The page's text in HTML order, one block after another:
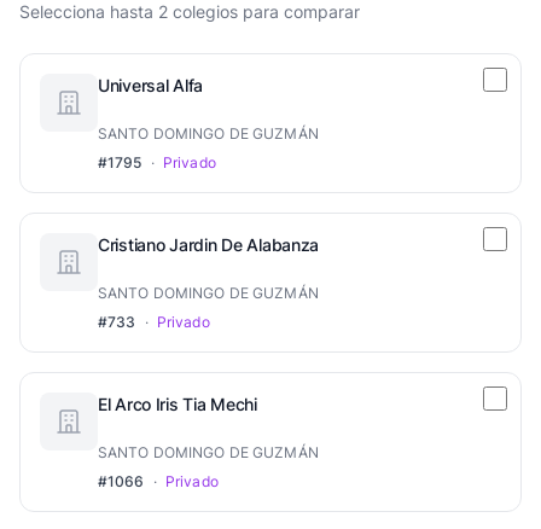
Selecciona hasta 2 colegios para comparar
Universal Alfa
SANTO DOMINGO DE GUZMÁN
#1795 · Privado
Cristiano Jardin De Alabanza
SANTO DOMINGO DE GUZMÁN
#733
· Privado
El Arco Iris Tia Mechi
SANTO DOMINGO DE GUZMÁN
#1066
· Privado